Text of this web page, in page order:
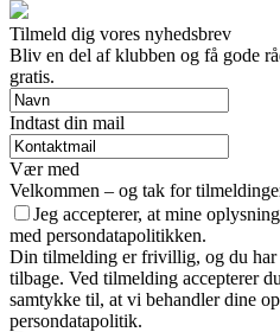
Tilmeld dig vores nyhedsbrev
Bliv en del af klubben og få gode
gratis.
Indtast din mail
Vær med
Velkommen – og tak for
Jeg accepterer, at mine
med persondatapolitikken.
Din tilmelding er frivillig, og du
tilbage. Ved tilmelding accepterer
samtykke til, at vi behandler dine
persondatapolitik.